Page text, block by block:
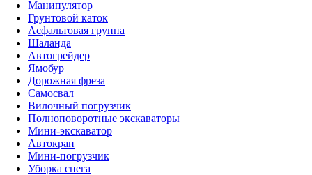
Манипулятор
Грунтовой каток
Асфальтовая группа
Шаланда
Автогрейдер
Ямобур
Дорожная фреза
Самосвал
Вилочный погрузчик
Полноповоротные экскаваторы
Мини-экскаватор
Автокран
Мини-погрузчик
Уборка снега